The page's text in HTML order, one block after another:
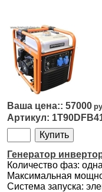
57000
Генератор
Количество фаз: одна
Максимальная
Система запуска: